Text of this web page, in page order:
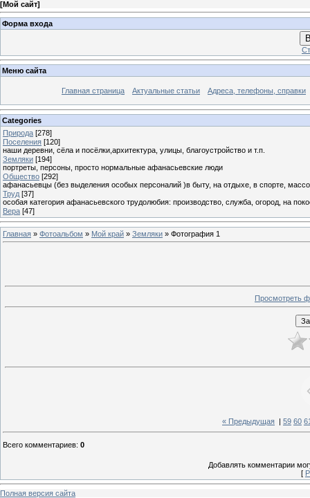
[Мой сайт]
Форма входа
Меню сайта
Главная страница Актуальные статьи Адреса, телефоны, справки
Categories
Природа [278]
Поселения [120]
наши деревни, сёла и посёлки,архитектура, улицы, благоустройство и т.п.
Земляки [194]
портреты, персоны, просто нормальные афанасьевские люди
Общество [292]
афанасьевцы (без выделения особых персоналий )в быту, на отдыхе, в спорте,
Труд [37]
особая категория афанасьевского трудолюбия: производство, служба, огород, на
Вера [47]
Главная » Фотоальбом » Мой край » Земляки » Фотография 1
Просмотреть
« Предыдущая 59 60
Всего комментариев: 0
Добавлять комментарии
[
Полная версия сайта